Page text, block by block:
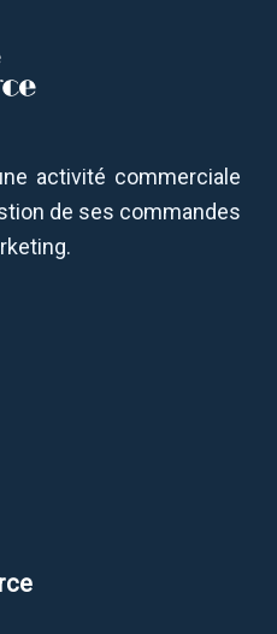
activité commerciale
de ses commandes